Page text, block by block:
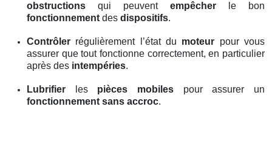
obstructions qui peuvent empêcher le bon
fonctionnement des dispositifs.
Contrôler régulièrement l’état du moteur pour vous
assurer que tout fonctionne correctement, en particulier
après des intempéries.
Lubrifier les pièces mobiles pour assurer un
fonctionnement sans accroc.